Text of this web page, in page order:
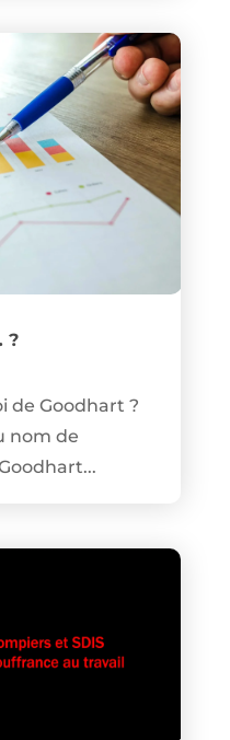
?
de Goodhart ?
nom de